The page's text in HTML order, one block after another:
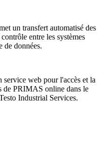
un transfert automatisé des
entre les systèmes
de données.
web pour l'accès et la
de PRIMAS online dans le
Industrial Services.